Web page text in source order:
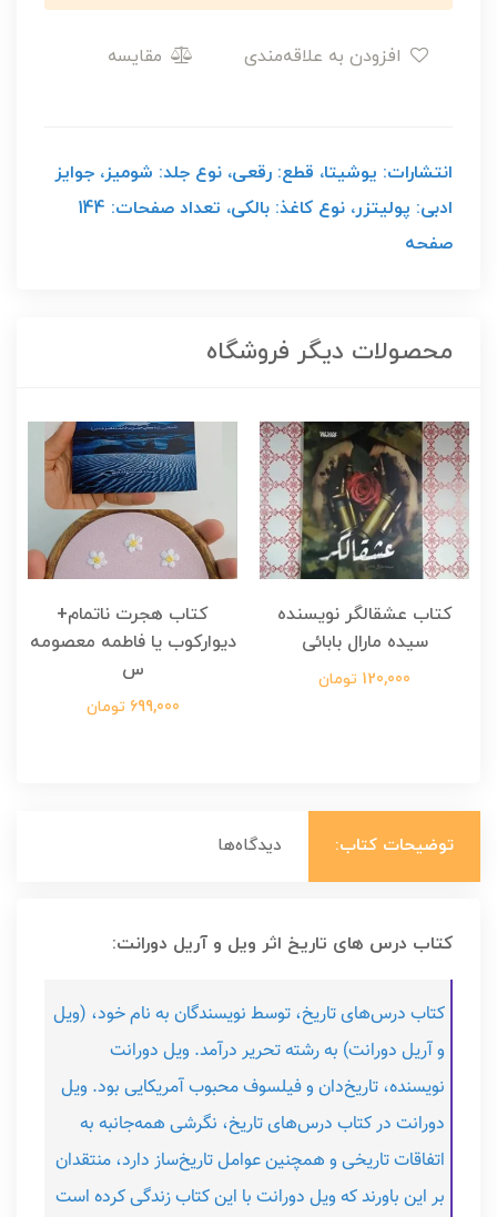
مقایسه
انتشارات: یوشیتا، قطع: رقعی، نوع جلد: شومیز، جوایز
ادبی: پولیتزر، نوع کاغذ: بالکی، تعداد صفحات: 144
صفحه
محصولات دیگر فروشگاه
کتاب عشقالگر نویسنده
سیده مارال بابائی
120,000 تومان
کتاب هجرت ناتمام+
دیوارکوب یا فاطمه معصومه
س
699,000 تومان
توضیحات کتاب: دیدگاه‌ها
کتاب درس های تاریخ اثر ویل و آریل دورانت:
کتاب درس‌های تاریخ، توسط نویسندگان به نام خود، (ویل
و آریل دورانت) به رشته تحریر درآمد. ویل دورانت
نویسنده، تاریخ‌دان و فیلسوف محبوب آمریکایی بود. ویل
دورانت در کتاب درس‌های تاریخ، نگرشی همه‌جانبه به
اتفاقات تاریخی و همچنین عوامل تاریخ‌ساز دارد، منتقدان
بر این باورند که ویل دورانت با این کتاب زندگی کرده است